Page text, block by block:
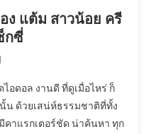
ง แต้ม สาวน้อย ครี
กซี่
ไอดอล งานดี ที่ดูเมื่อไหร่ ก็
น ด้วยเสน่ห์ธรรมชาติที่ทั้ง
คาแรกเตอร์ชัด น่าค้นหา ทุก